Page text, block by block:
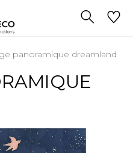
panoramique dreamland